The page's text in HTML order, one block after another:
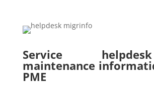
Service
maintenance
PME